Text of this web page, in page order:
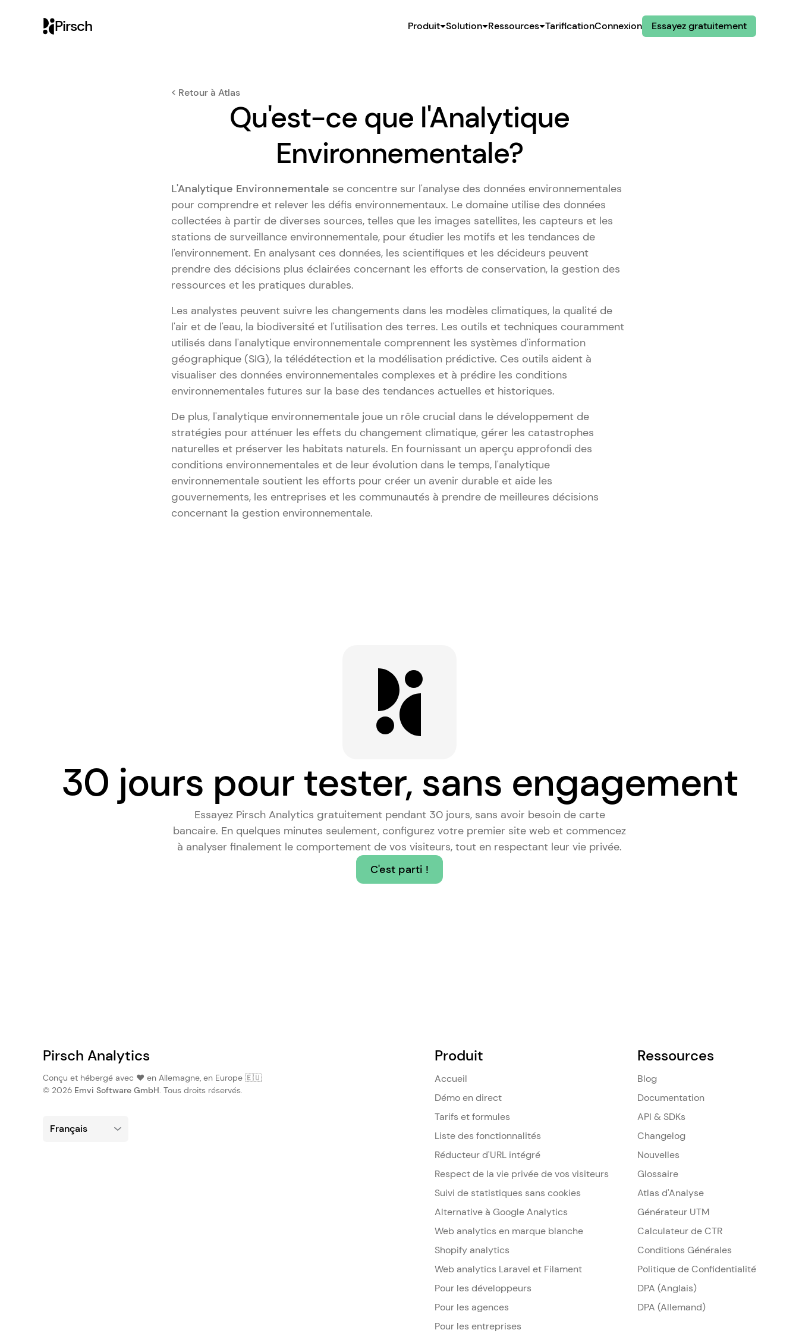
Pirsch Produit Solution Ressources TarificationConnexion Essayez gratuitement
< Retour à Atlas
Qu'est-ce que l'Analytique
Environnementale?
L'Analytique Environnementale se concentre sur l'analyse des données environnementales
pour comprendre et relever les défis environnementaux. Le domaine utilise des données
collectées à partir de diverses sources, telles que les images satellites, les capteurs et les
stations de surveillance environnementale, pour étudier les motifs et les tendances de
l'environnement. En analysant ces données, les scientifiques et les décideurs peuvent
prendre des décisions plus éclairées concernant les efforts de conservation, la gestion des
ressources et les pratiques durables.
Les analystes peuvent suivre les changements dans les modèles climatiques, la qualité de
l'air et de l'eau, la biodiversité et l'utilisation des terres. Les outils et techniques couramment
utilisés dans l'analytique environnementale comprennent les systèmes d'information
géographique (SIG), la télédétection et la modélisation prédictive. Ces outils aident à
visualiser des données environnementales complexes et à prédire les conditions
environnementales futures sur la base des tendances actuelles et historiques.
De plus, l'analytique environnementale joue un rôle crucial dans le développement de
stratégies pour atténuer les effets du changement climatique, gérer les catastrophes
naturelles et préserver les habitats naturels. En fournissant un aperçu approfondi des
conditions environnementales et de leur évolution dans le temps, l'analytique
environnementale soutient les efforts pour créer un avenir durable et aide les
gouvernements, les entreprises et les communautés à prendre de meilleures décisions
concernant la gestion environnementale.
30 jours pour tester, sans engagement
Essayez Pirsch Analytics gratuitement pendant 30 jours, sans avoir besoin de carte
bancaire. En quelques minutes seulement, configurez votre premier site web et commencez
à analyser finalement le comportement de vos visiteurs, tout en respectant leur vie privée.
C'est parti !
Pirsch Analytics
Conçu et hébergé avec ❤️ en Allemagne, en Europe 🇪🇺
© 2026 Emvi Software GmbH. Tous droits réservés.
Produit
Accueil
Démo en direct
Tarifs et formules
Liste des fonctionnalités
Réducteur d'URL intégré
Respect de la vie privée de vos visiteurs
Suivi de statistiques sans cookies
Alternative à Google Analytics
Web analytics en marque blanche
Shopify analytics
Web analytics Laravel et Filament
Pour les développeurs
Pour les agences
Pour les entreprises
Ressources
Blog
Documentation
API & SDKs
Changelog
Nouvelles
Glossaire
Atlas d'Analyse
Générateur UTM
Calculateur de CTR
Conditions Générales
Politique de Confidentialité
DPA (Anglais)
DPA (Allemand)